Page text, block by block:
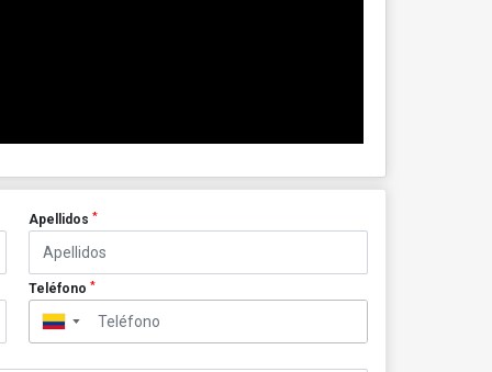
Apellidos *
Teléfono *
▼